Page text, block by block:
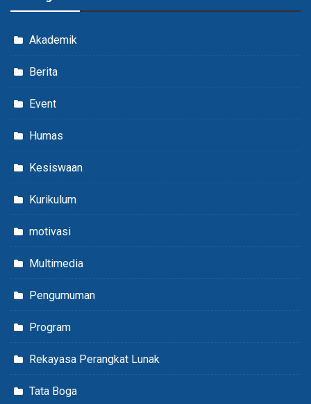
Akademik
Berita
Event
Humas
Kesiswaan
Kurikulum
motivasi
Multimedia
Pengumuman
Program
Rekayasa Perangkat Lunak
Tata Boga